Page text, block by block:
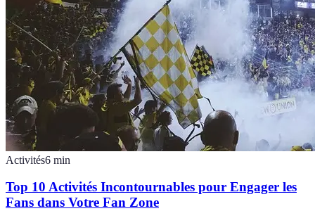
Activités6 min
Top 10 Activités Incontournables pour Engager les
Fans dans Votre Fan Zone